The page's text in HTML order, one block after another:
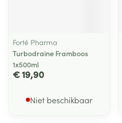
Forté Pharma
Turbodraine Framboos
1x500ml
€ 19,90
Niet beschikbaar